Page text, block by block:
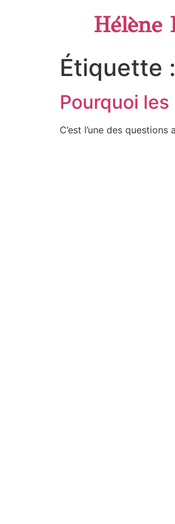
Hélène
Étiquette :
Pourquoi
C’est l’une des